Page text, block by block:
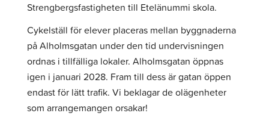
Strengbergsfastigheten till Etelänummi skola.
Cykelställ för elever placeras mellan byggnaderna
på Alholmsgatan under den tid undervisningen
ordnas i tillfälliga lokaler. Alholmsgatan öppnas
igen i januari 2028. Fram till dess är gatan öppen
endast för lätt trafik. Vi beklagar de olägenheter
som arrangemangen orsakar!